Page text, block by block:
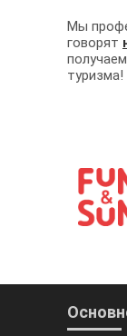
Мы
говорят
туризма!